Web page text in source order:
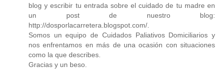
blog y escribir tu entrada sobre el cuidado de tu madre en
un post de nuestro blog:
http://dosporlacarretera.blogspot.com/.
Somos un equipo de Cuidados Paliativos Domiciliarios y
nos enfrentamos en más de una ocasión con situaciones
como la que describes.
Gracias y un beso.